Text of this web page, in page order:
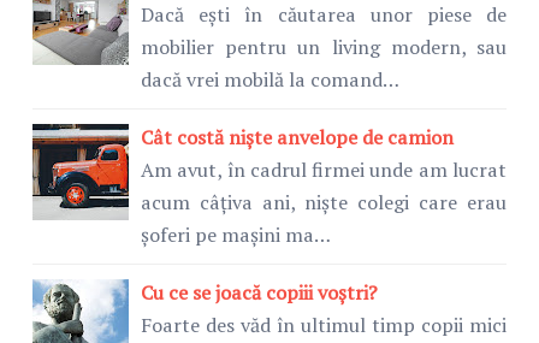
Dacă ești în căutarea unor piese de
mobilier pentru un living modern, sau
dacă vrei mobilă la comand…
Cât costă niște anvelope de camion
Am avut, în cadrul firmei unde am lucrat
acum câțiva ani, niște colegi care erau
șoferi pe mașini ma…
Cu ce se joacă copiii voștri?
Foarte des văd în ultimul timp copii mici